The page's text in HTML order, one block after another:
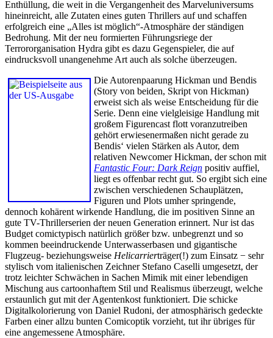
Enthüllung, die weit in die Vergangenheit des Marveluniversums
hineinreicht, alle Zutaten eines guten Thrillers auf und schaffen
erfolgreich eine „Alles ist möglich“-Atmosphäre der ständigen
Bedrohung. Mit der neu formierten Führungsriege der
Terrororganisation Hydra gibt es dazu Gegenspieler, die auf
eindrucksvoll unangenehme Art auch als solche überzeugen.
Die Autorenpaarung Hickman und Bendis
(Story von beiden, Skript von Hickman)
erweist sich als weise Entscheidung für die
Serie. Denn eine vielgleisige Handlung mit
großem Figurencast flott voranzutreiben
gehört erwiesenermaßen nicht gerade zu
Bendis‘ vielen Stärken als Autor, dem
relativen Newcomer Hickman, der schon mit
Fantastic Four: Dark Reign positiv auffiel,
liegt es offenbar recht gut. So ergibt sich eine
zwischen verschiedenen Schauplätzen,
Figuren und Plots umher springende,
dennoch kohärent wirkende Handlung, die im positiven Sinne an
gute TV-Thrillerserien der neuen Generation erinnert. Nur ist das
Budget comictypisch natürlich größer bzw. unbegrenzt und so
kommen beeindruckende Unterwasserbasen und gigantische
Flugzeug- beziehungsweise Helicarrierträger(!) zum Einsatz − sehr
stylisch vom italienischen Zeichner Stefano Caselli umgesetzt, der
trotz leichter Schwächen in Sachen Mimik mit einer lebendigen
Mischung aus cartoonhaftem Stil und Realismus überzeugt, welche
erstaunlich gut mit der Agentenkost funktioniert. Die schicke
Digitalkolorierung von Daniel Rudoni, der atmosphärisch gedeckte
Farben einer allzu bunten Comicoptik vorzieht, tut ihr übriges für
eine angemessene Atmosphäre.